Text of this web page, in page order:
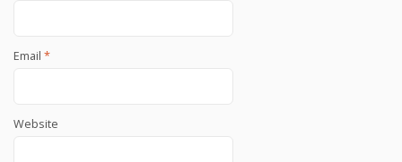
Email *
Website